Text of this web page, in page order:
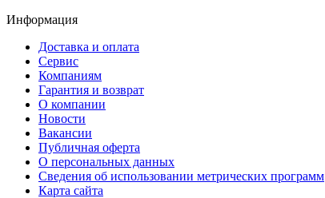
Информация
Доставка и оплата
Сервис
Компаниям
Гарантия и возврат
О компании
Новости
Вакансии
Публичная оферта
О персональных данных
Сведения об использовании метрических программ
Карта сайта